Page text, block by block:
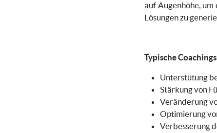
auf Augenhöhe,
Lösungen zu
Typische
Unterstütung
Stärkung von
Veränderung
Optimierung
Verbesserung